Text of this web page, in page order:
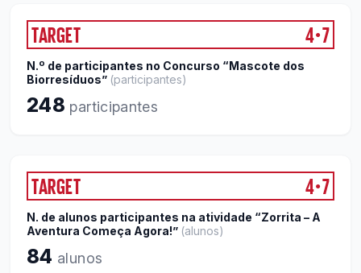
TARGET 4●7
N.º de participantes no Concurso “Mascote dos
Biorresíduos” (participantes)
248 participantes
TARGET 4●7
N. de alunos participantes na atividade “Zorrita – A
Aventura Começa Agora!” (alunos)
84 alunos